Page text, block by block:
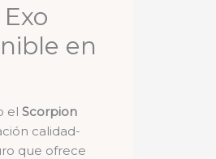
en
el Scorpion
calidad-
que ofrece